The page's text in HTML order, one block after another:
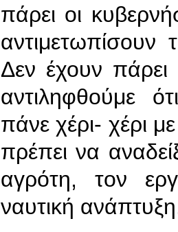
πάρει οι
Δεν έχουν
αντιληφθούμε
πάνε χέρι- χέρι
πρέπει να
αγρότη, τον
ναυτική